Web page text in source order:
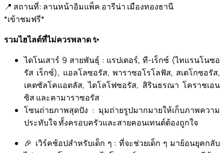
📍 สถานที่: ลานหน้าอิมแพ็ค อารีน่า เมืองทองธานี
*เข้าชมฟรี*
รวมไฮไลต์ที่ไม่ควรพลาด ✨
ไดโนเสาร์ 9 สายพันธุ์ : แรปเตอร์, ที-เร็กซ์ (ไทแรนโนซอ
รัส เร็กซ์), แอลโลซอรัส, พาราซอโรโลฟัส, สเตโกซอรัส,
เคตซัลโคแอตลัส, ไดโลโฟซอรัส, สิรินธรณา โคราชเอน
ซิส และคามาราซอรัส
โซนถ่ายภาพสุดปัง : มุมถ่ายรูปมากมายให้เก็บภาพความ
ประทับใจ ทั้งครอบครัวและสายคอนเทนต์ต้องถูกใจ
🎉 เวิร์คช้อปสำหรับเด็ก ๆ : ที่จะช่วยเด็ก ๆ มาย้อนยุคกลับ